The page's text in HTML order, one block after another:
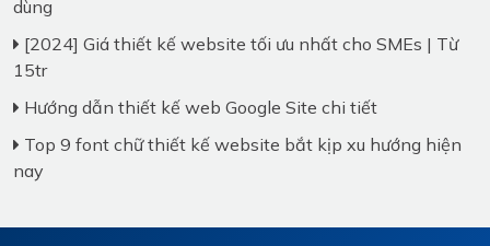
dùng
[2024] Giá thiết kế website tối ưu nhất cho SMEs | Từ
15tr
Hướng dẫn thiết kế web Google Site chi tiết
Top 9 font chữ thiết kế website bắt kịp xu hướng hiện
nay